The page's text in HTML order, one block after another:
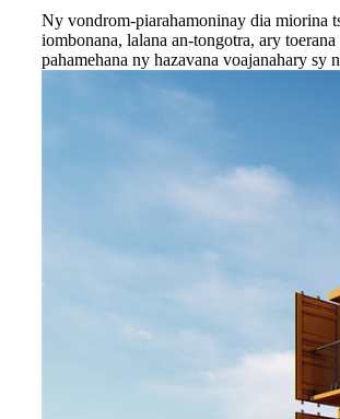
Ny vondrom-piarahamoninay dia miorina
iombonana, lalana an-tongotra, ary
pahamehana ny hazavana voajanahary sy